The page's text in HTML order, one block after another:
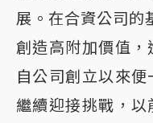
展。在合資公司的
創造高附加價值
自公司創立以來
繼續迎接挑戰，